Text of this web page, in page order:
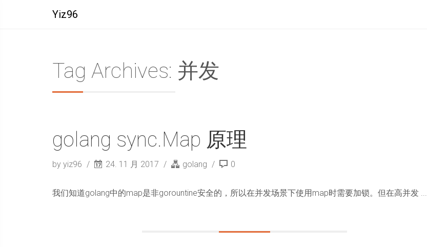
Yiz96
Tag Archives: 并发
golang sync.Map 原理
by yiz96 24. 11 月 2017 golang 0
我们知道golang中的map是非gorountine安全的，所以在并发场景下使用map时需要加锁。但在高并发 ...